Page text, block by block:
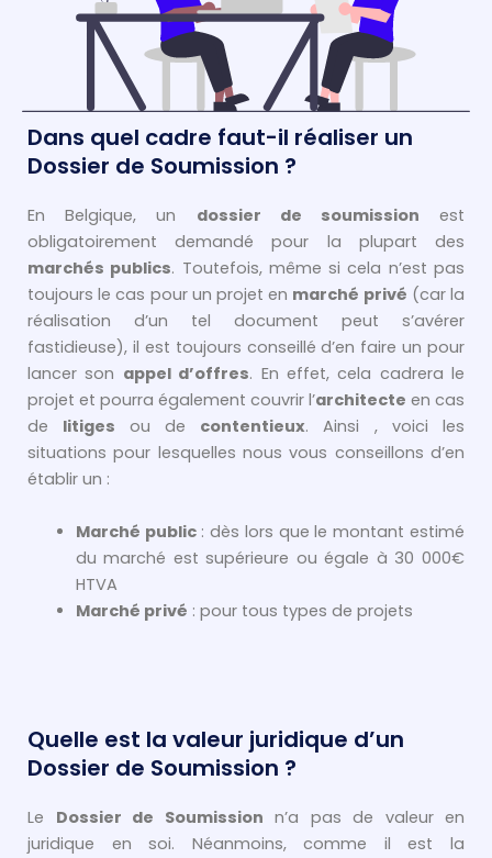
Dans quel cadre faut-il réaliser un
Dossier de Soumission ?
En Belgique, un dossier de soumission est
obligatoirement demandé pour la plupart des
marchés publics. Toutefois, même si cela n’est pas
toujours le cas pour un projet en marché privé (car la
réalisation d’un tel document peut s’avérer
fastidieuse), il est toujours conseillé d’en faire un pour
lancer son appel d’offres. En effet, cela cadrera le
projet et pourra également couvrir l’architecte en cas
de litiges ou de contentieux. Ainsi , voici les
situations pour lesquelles nous vous conseillons d’en
établir un :
Marché public: dès lors que le montant estimé
du marché est supérieure ou égale à 30 000€
HTVA
Marché privé : pour tous types de projets
Quelle est la valeur juridique d’un
Dossier de Soumission ?
Le Dossier de Soumission n’a pas de valeur en
juridique en soi. Néanmoins, comme il est la